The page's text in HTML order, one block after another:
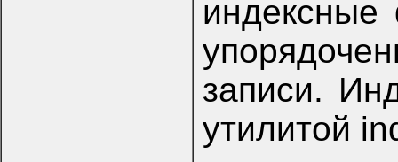
записи.
утилитой